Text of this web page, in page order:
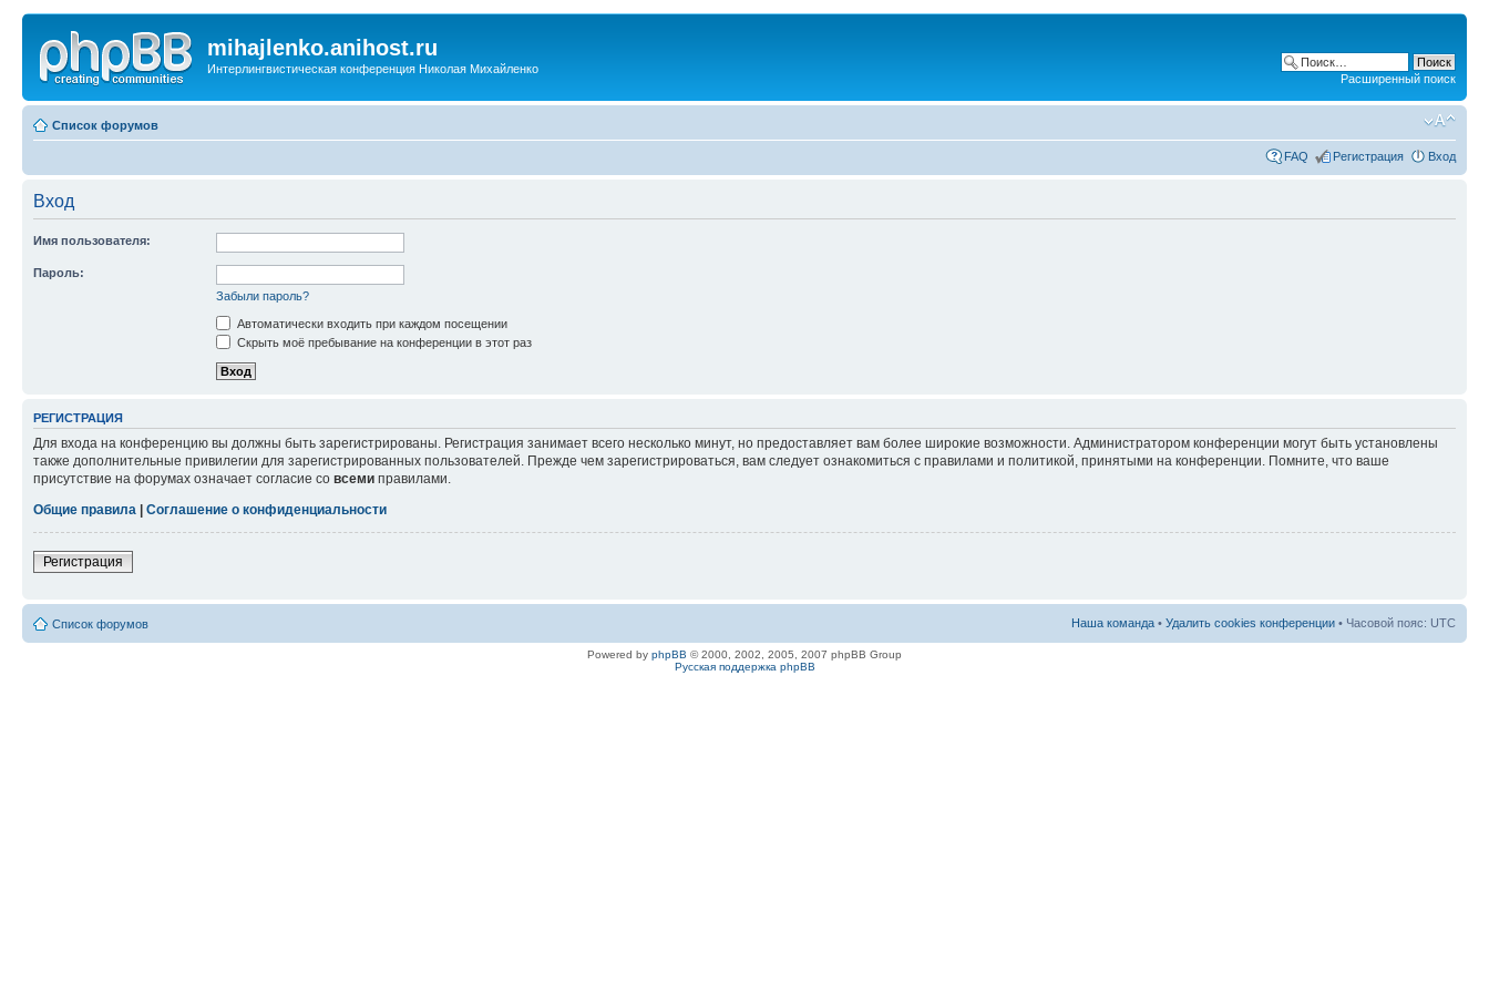
mihajlenko.anihost.ru
Интерлингвистическая конференция Николая Михайленко
Расширенный поиск
Список форумов
FAQ Регистрация Вход
Вход
Имя пользователя:
Пароль:
Забыли пароль?
Автоматически входить при каждом посещении
Скрыть моё пребывание на конференции в этот раз
РЕГИСТРАЦИЯ
Для входа на конференцию вы должны быть зарегистрированы. Регистрация занимает всего несколько минут, но предоставляет вам более широкие возможности. Администратором конференции могут быть установлены
также дополнительные привилегии для зарегистрированных пользователей. Прежде чем зарегистрироваться, вам следует ознакомиться с правилами и политикой, принятыми на конференции. Помните, что ваше
присутствие на форумах означает согласие со всеми правилами.
Общие правила
Соглашение о конфиденциальности
Регистрация
Список форумов Наша команда • Удалить cookies конференции • Часовой пояс: UTC
Powered by phpBB © 2000, 2002, 2005, 2007 phpBB Group
Русская поддержка phpBB